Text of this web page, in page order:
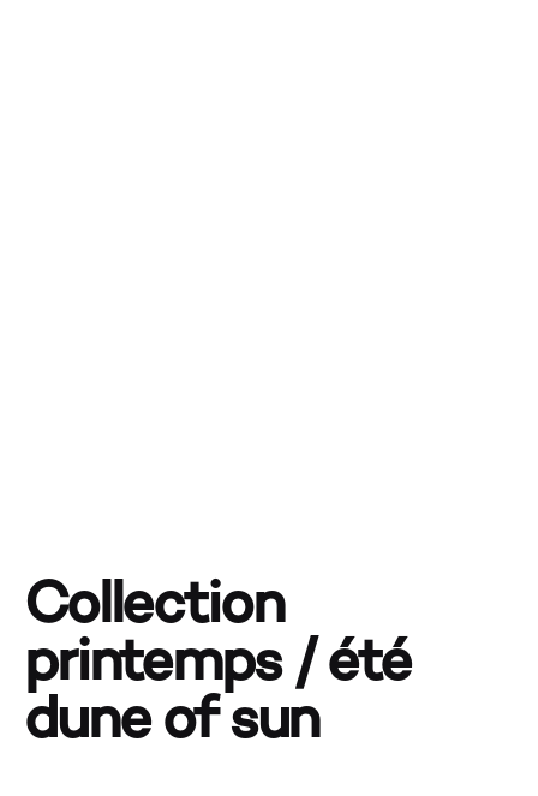
Collection
printemps / été
dune of sun